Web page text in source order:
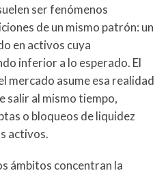
ser fenómenos
de un mismo patrón: un
en activos cuya
inferior a lo esperado. El
mercado asume esa realidad
salir al mismo tiempo,
o bloqueos de liquidez
activos.
ámbitos concentran la